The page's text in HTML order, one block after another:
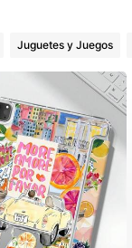
Juguetes y Juegos